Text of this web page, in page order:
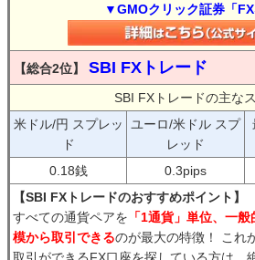
▼GMOクリック証券「
【総合2位】 SBI FXトレード
SBI FXトレードの主な
米ドル/円 スプレッ
ド
ユーロ/米ドル スプ
レッド
0.18銭 0.3pips
【SBI FXトレードのおすすめポイント】
すべての通貨ペアを 「1通貨」単位、一
模から取引できるのが最大の特徴！ これ